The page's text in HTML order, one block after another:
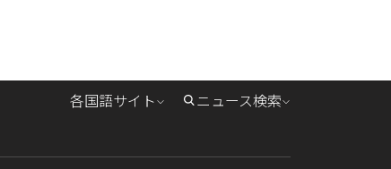
各国語サイト ニュース検索